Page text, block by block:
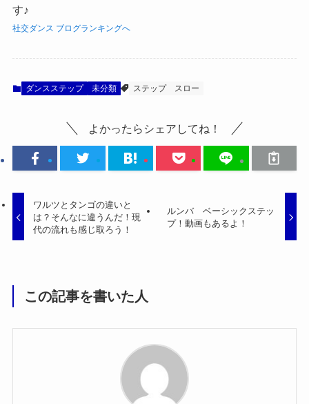
す♪
社交ダンス ブログランキングへ
ダンスステップ 未分類 ステップ スロー
よかったらシェアしてね！
ワルツとタンゴの違いと
は？そんなに違うんだ！現
代の流れも感じ取ろう！
ルンバ ベーシックステッ
プ！動画もあるよ！
この記事を書いた人